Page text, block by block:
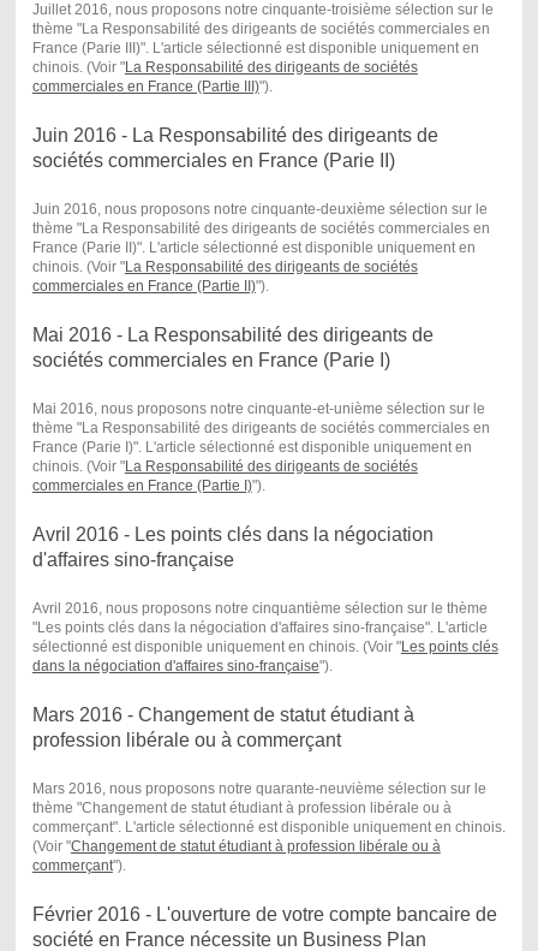
Juillet 2016, nous proposons notre cinquante-troisième sélection sur le
thème "La Responsabilité des dirigeants de sociétés commerciales en
France (Parie III)". L'article sélectionné est disponible uniquement en
chinois. (Voir "La Responsabilité des dirigeants de sociétés
commerciales en France (Partie III)") .
Juin 2016 - La Responsabilité des dirigeants de
sociétés commerciales en France (Parie II)
Juin 2016, nous proposons notre cinquante-deuxième sélection sur le
thème "La Responsabilité des dirigeants de sociétés commerciales en
France (Parie II)". L'article sélectionné est disponible uniquement en
chinois. (Voir "La Responsabilité des dirigeants de sociétés
commerciales en France (Partie II)") .
Mai 2016 - La Responsabilité des dirigeants de
sociétés commerciales en France (Parie I)
Mai 2016, nous proposons notre cinquante-et-unième sélection sur le
thème "La Responsabilité des dirigeants de sociétés commerciales en
France (Parie I)". L'article sélectionné est disponible uniquement en
chinois. (Voir "La Responsabilité des dirigeants de sociétés
commerciales en France (Partie I)") .
Avril 2016 - Les points clés dans la négociation
d'affaires sino-française
Avril 2016, nous proposons notre cinquantième sélection sur le thème
"Les points clés dans la négociation d'affaires sino-française". L'article
sélectionné est disponible uniquement en chinois. (Voir "Les points clés
dans la négociation d'affaires sino-française") .
Mars 2016 - Changement de statut étudiant à
profession libérale ou à commerçant
Mars 2016, nous proposons notre quarante-neuvième sélection sur le
thème "Changement de statut étudiant à profession libérale ou à
commerçant". L'article sélectionné est disponible uniquement en chinois.
(Voir "Changement de statut étudiant à profession libérale ou à
commerçant") .
Février 2016 - L'ouverture de votre compte bancaire de
société en France nécessite un Business Plan